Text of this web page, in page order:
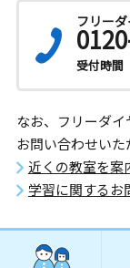
フリー
受付時間
なお、フリーダ
お問い合わせいた
近くの教室を案
学習に関するお